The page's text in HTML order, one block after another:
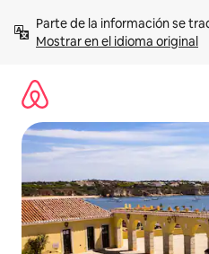
contenidoMostrar en el idioma original